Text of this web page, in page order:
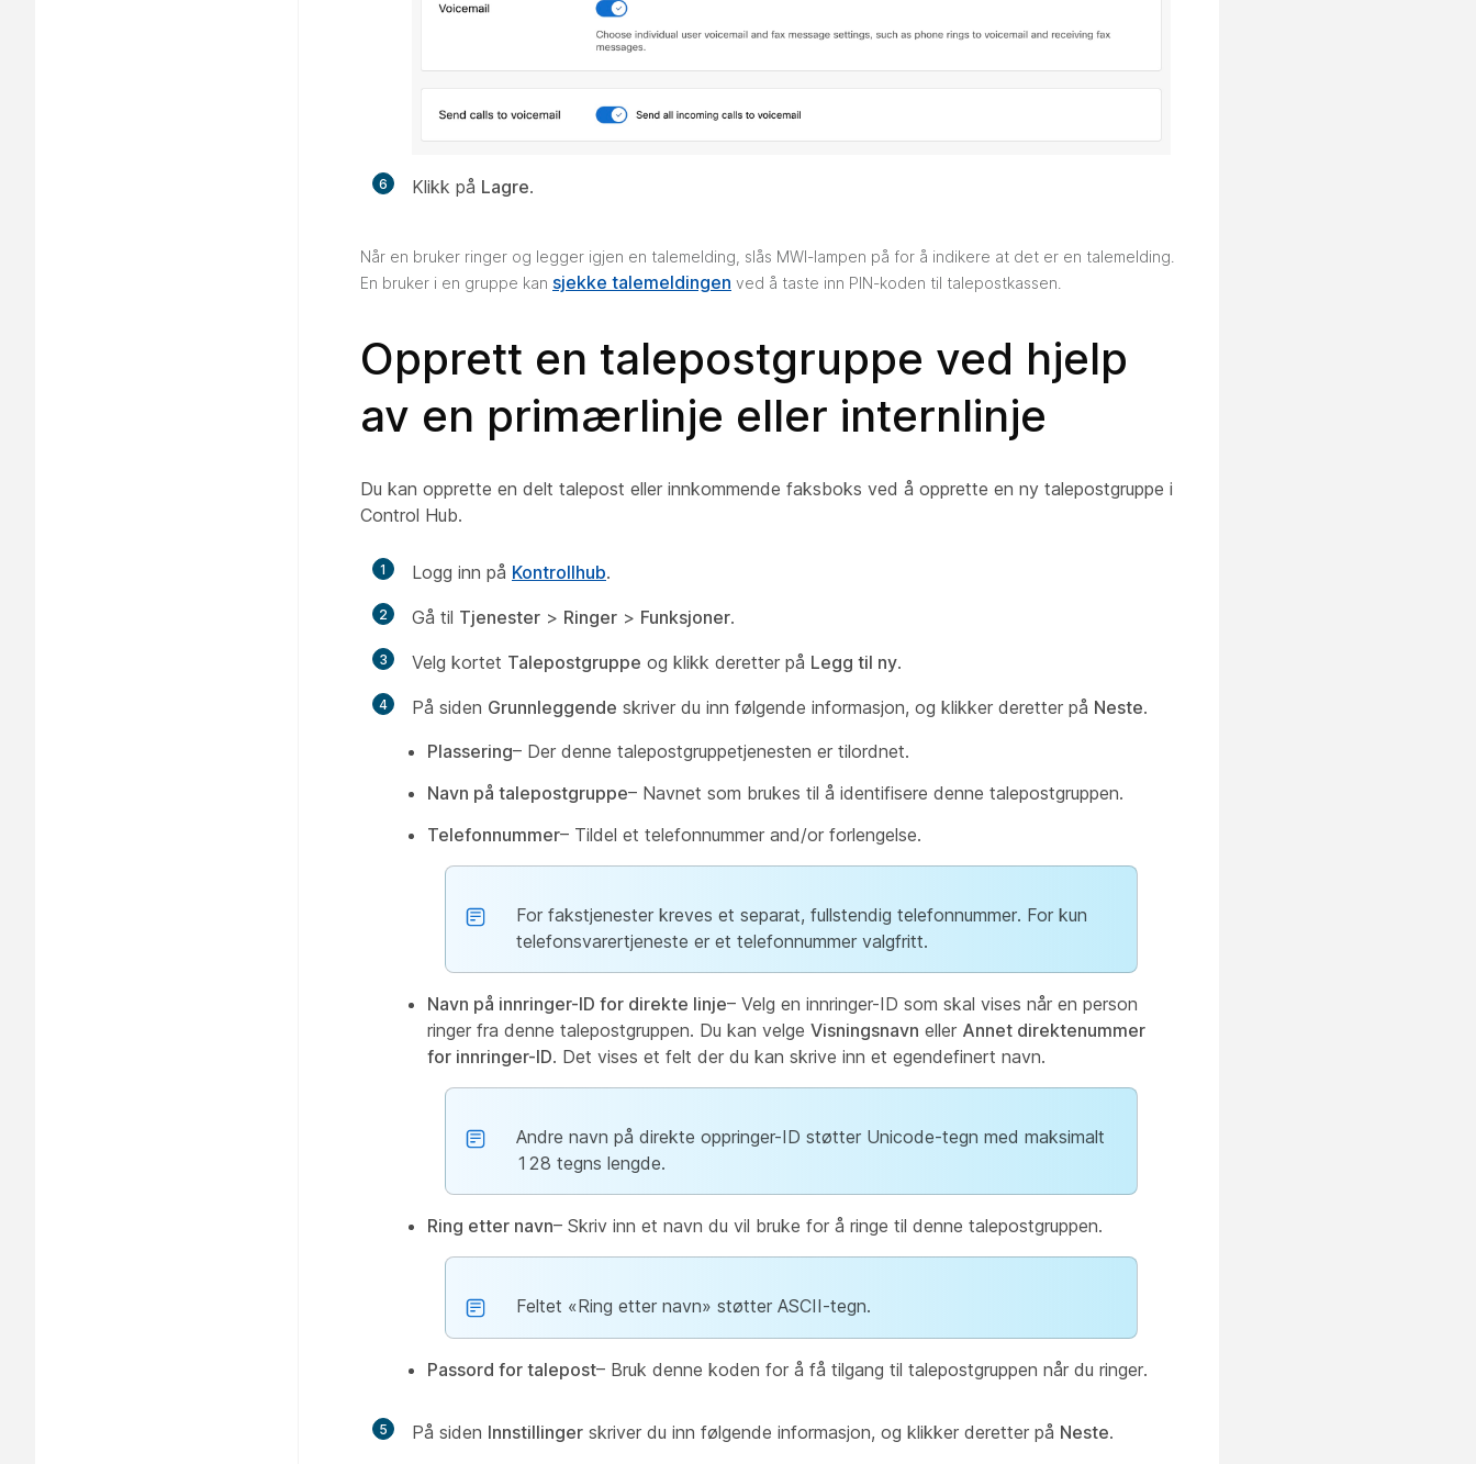
6 Klikk på Lagre.
Når en bruker ringer og legger igjen en talemelding, slås MWI-lampen på for å indikere at det er en talemelding.
En bruker i en gruppe kan sjekke talemeldingen ved å taste inn PIN-koden til talepostkassen.
Opprett en talepostgruppe ved hjelp
av en primærlinje eller internlinje
Du kan opprette en delt talepost eller innkommende faksboks ved å opprette en ny talepostgruppe i
Control Hub.
1 Logg inn på Kontrollhub.
2 Gå til Tjenester > Ringer > Funksjoner.
3 Velg kortet Talepostgruppe og klikk deretter på Legg til ny.
4 På siden Grunnleggende skriver du inn følgende informasjon, og klikker deretter på Neste.
Plassering– Der denne talepostgruppetjenesten er tilordnet.
Navn på talepostgruppe– Navnet som brukes til å identifisere denne talepostgruppen.
Telefonnummer– Tildel et telefonnummer and/or forlengelse.
For fakstjenester kreves et separat, fullstendig telefonnummer. For kun
telefonsvarertjeneste er et telefonnummer valgfritt.
Navn på innringer-ID for direkte linje– Velg en innringer-ID som skal vises når en person
ringer fra denne talepostgruppen. Du kan velge Visningsnavn eller Annet direktenummer
for innringer-ID. Det vises et felt der du kan skrive inn et egendefinert navn.
Andre navn på direkte oppringer-ID støtter Unicode-tegn med maksimalt
128 tegns lengde.
Ring etter navn– Skriv inn et navn du vil bruke for å ringe til denne talepostgruppen.
Feltet «Ring etter navn» støtter ASCII-tegn.
Passord for talepost– Bruk denne koden for å få tilgang til talepostgruppen når du ringer.
5 På siden Innstillinger skriver du inn følgende informasjon, og klikker deretter på Neste.